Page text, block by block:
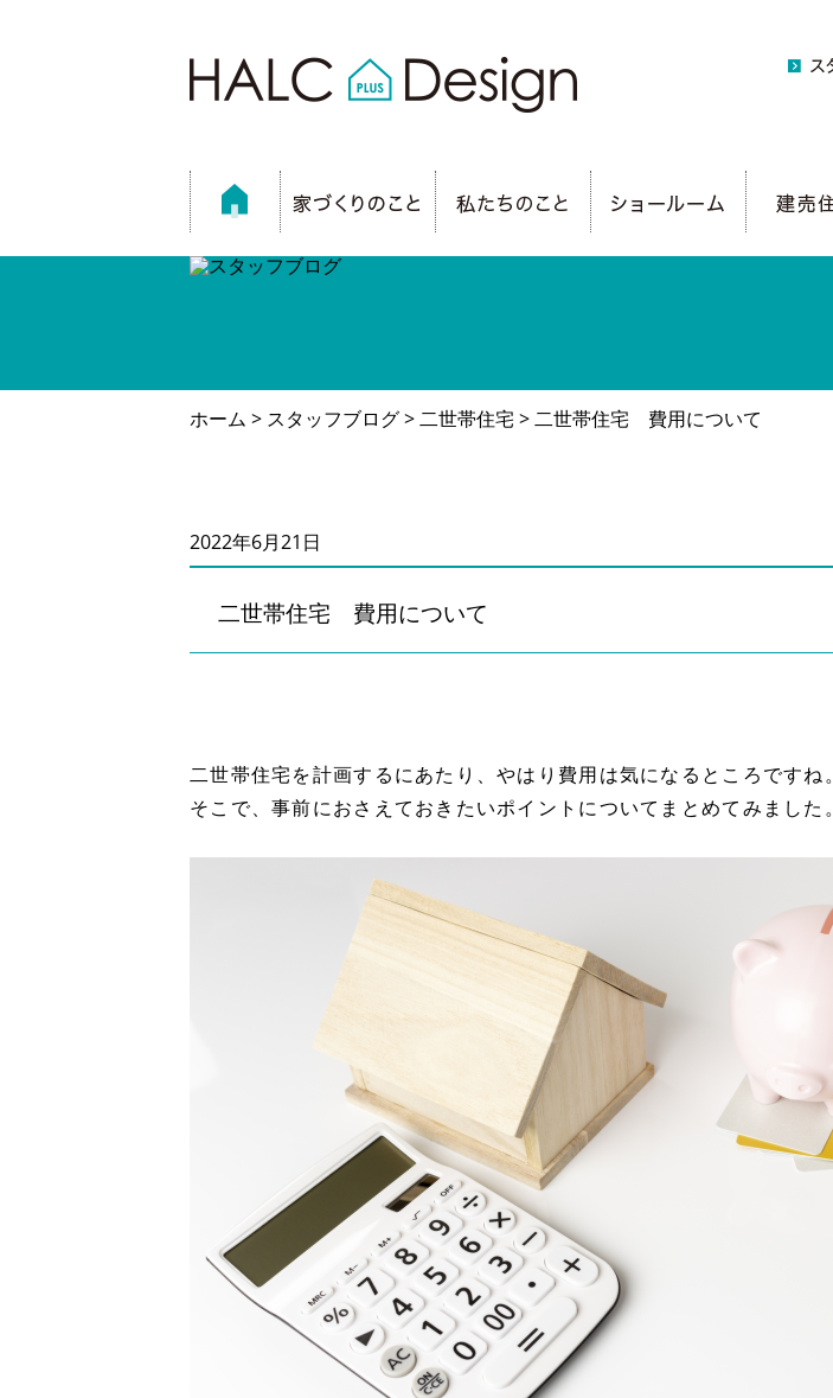
ホーム > スタッフブログ>二世帯住宅 > 二世帯住宅 費用について
2022年6月21日
二世帯住宅 費用について
二世帯住宅を計画するにあたり、やはり費用は気になるところですね。
そこで、事前におさえておきたいポイントについてまとめてみました。